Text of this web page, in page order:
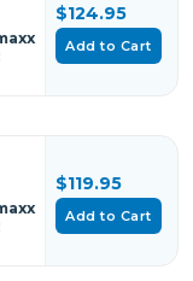
$124.95
Add to Cart
$119.95
Add to Cart